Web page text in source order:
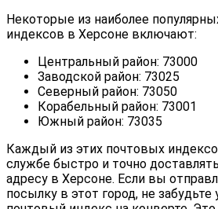
Некоторые из наиболее
индексов в Херсоне включают:
Центральный район: 73000
Заводской район: 73025
Северный район: 73050
Корабельный район: 73001
Южный район: 73035
Каждый из этих почтовых
службе быстро и точно
адресу в Херсоне. Если вы
посылку в этот город, не